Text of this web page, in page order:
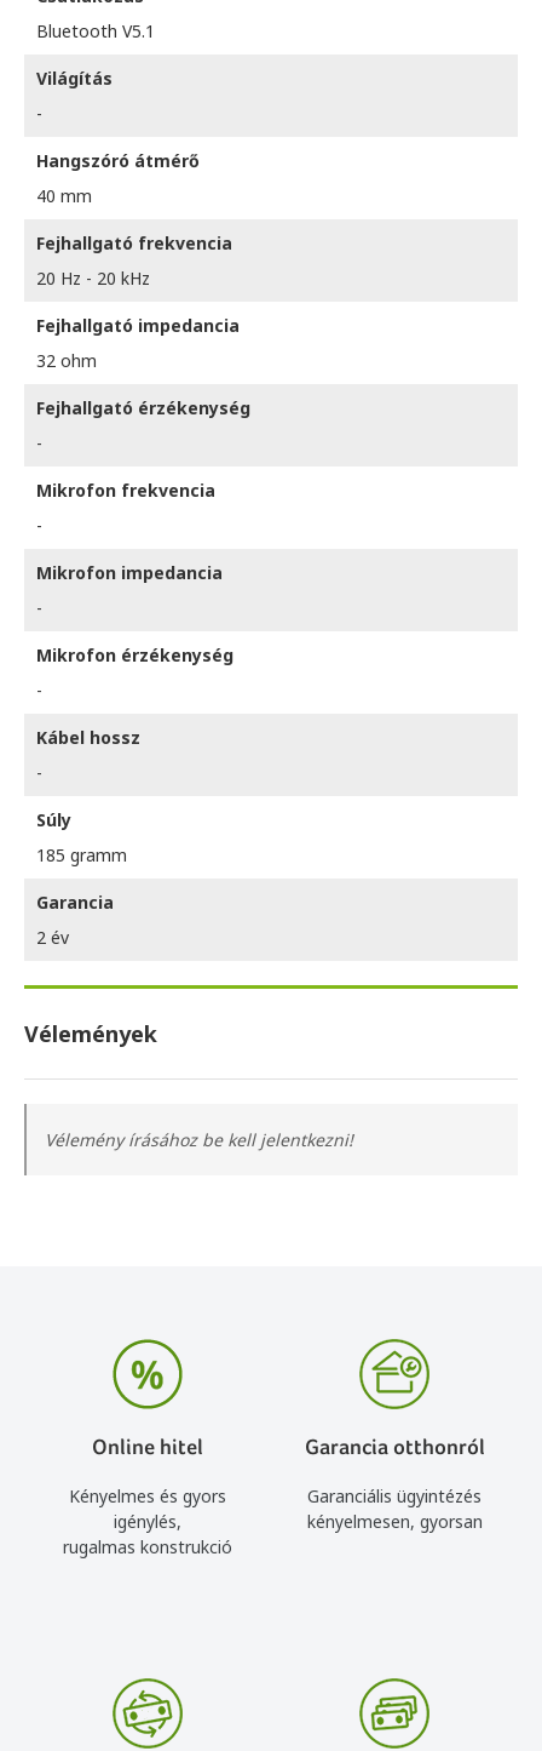
Bluetooth V5.1
Világítás
-
Hangszóró átmérő
40 mm
Fejhallgató frekvencia
20 Hz - 20 kHz
Fejhallgató impedancia
32 ohm
Fejhallgató érzékenység
-
Mikrofon frekvencia
-
Mikrofon impedancia
-
Mikrofon érzékenység
-
Kábel hossz
-
Súly
185 gramm
Garancia
2 év
Vélemények
Vélemény írásához be kell jelentkezni!
Online hitel
Kényelmes és gyors
igénylés,
rugalmas konstrukció
Garancia otthonról
Garanciális ügyintézés
kényelmesen, gyorsan